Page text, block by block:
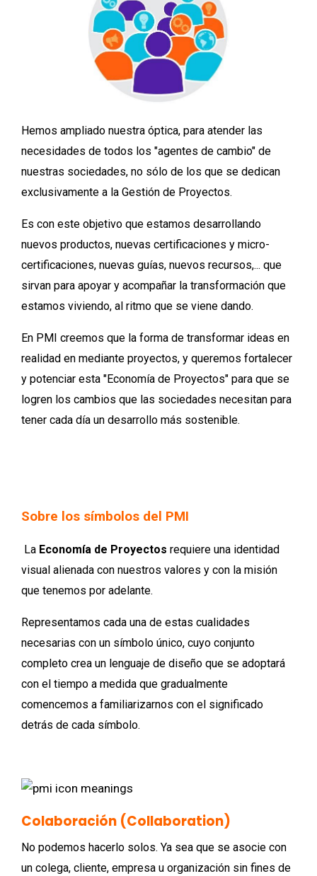
Hemos ampliado nuestra óptica, para atender las
necesidades de todos los "agentes de cambio" de
nuestras sociedades, no sólo de los que se dedican
exclusivamente a la Gestión de Proyectos.
Es con este objetivo que estamos desarrollando
nuevos productos, nuevas certificaciones y micro-
certificaciones, nuevas guías, nuevos recursos,... que
sirvan para apoyar y acompañar la transformación que
estamos viviendo, al ritmo que se viene dando.
En PMI creemos que la forma de transformar ideas en
realidad en mediante proyectos, y queremos fortalecer
y potenciar esta "Economía de Proyectos" para que se
logren los cambios que las sociedades necesitan para
tener cada día un desarrollo más sostenible.
Sobre los símbolos del PMI
La Economía de Proyectos requiere una identidad
visual alienada con nuestros valores y con la misión
que tenemos por adelante.
Representamos cada una de estas cualidades
necesarias con un símbolo único, cuyo conjunto
completo crea un lenguaje de diseño que se adoptará
con el tiempo a medida que gradualmente
comencemos a familiarizarnos con el significado
detrás de cada símbolo.
Colaboración (Collaboration)
No podemos hacerlo solos. Ya sea que se asocie con
un colega, cliente, empresa u organización sin fines de